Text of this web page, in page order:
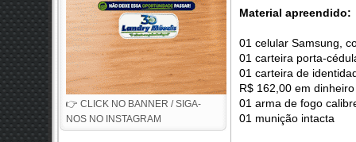
👉 CLICK NO BANNER / SIGA-
NOS NO INSTAGRAM
Material apreendido:
01 celular Samsung,
01 carteira porta-
01 carteira de
R$ 162,00 em dinheiro
01 arma de fogo
01 munição intacta